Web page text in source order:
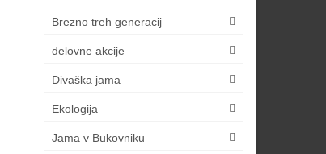
Brezno treh generacij
delovne akcije
Divaška jama
Ekologija
Jama v Bukovniku